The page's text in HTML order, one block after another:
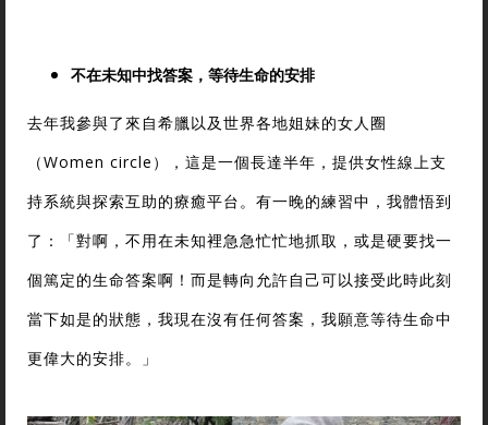
不在未知中找答案，等待生命的安排
去年我參與了來自希臘以及世界各地姐妹的女人圈
（Women circle），這是一個長達半年，提供女性線上支
持系統與探索互助的療癒平台。有一晚的練習中，我體悟到
了：「對啊，不用在未知裡急急忙忙地抓取，或是硬要找一
個篤定的生命答案啊！而是轉向允許自己可以接受此時此刻
當下如是的狀態，我現在沒有任何答案，我願意等待生命中
更偉大的安排。」